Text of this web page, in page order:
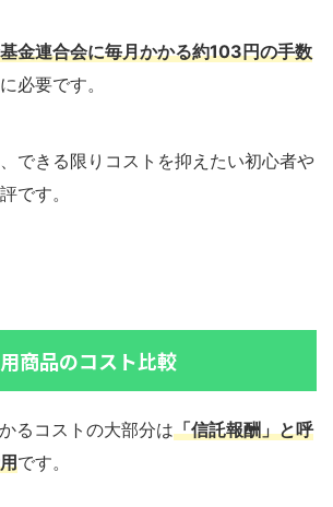
金連合会に毎月かかる約103円の手数
必要です。
できる限りコストを抑えたい初心者や
です。
商品のコスト比較
るコストの大部分は「信託報酬」と呼
です。